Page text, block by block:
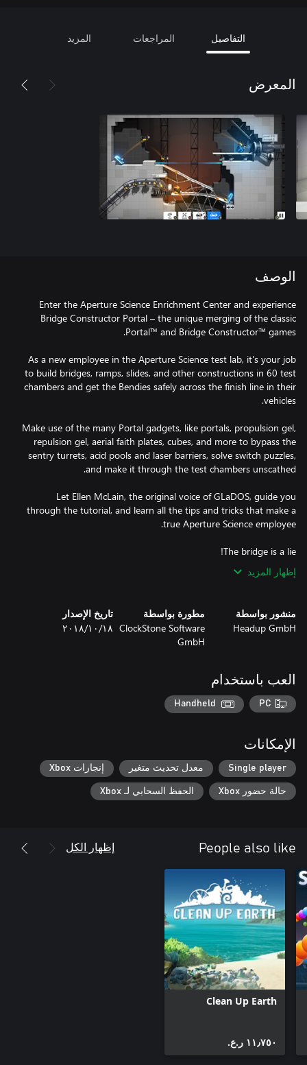
التفاصيل المراجعات المزيد
المعرض
الوصف
Enter the Aperture Science Enrichment Center and experience
Bridge Constructor Portal – the unique merging of the classic
As a new employee in the Aperture Science test lab, it's your job
to build bridges, ramps, slides, and other constructions in 60 test
chambers and get the Bendies safely across the finish line in their
Make use of the many Portal gadgets, like portals, propulsion gel,
repulsion gel, aerial faith plates, cubes, and more to bypass the
sentry turrets, acid pools and laser barriers, solve switch puzzles,
Let Ellen McLain, the original voice of GLaDOS, guide you
through the tutorial, and learn all the tips and tricks that make a
The bridge is a lie!
إظهار المزيد
منشور بواسطة
Headup GmbH
مطورة بواسطة
ClockStone Software
GmbH
تاريخ الإصدار
١٨‏/١٠‏/٢٠١٨
العب باستخدام
PC
Handheld
الإمكانات
Single player معدل تحديث متغير إنجازات Xbox
حالة حضور Xbox الحفظ السحابي لـ Xbox
People also like إظهار الكل
Clean Up Earth
١١٫٧٥٠ ر.ع.‏